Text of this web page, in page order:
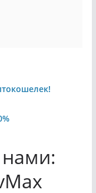
нами: